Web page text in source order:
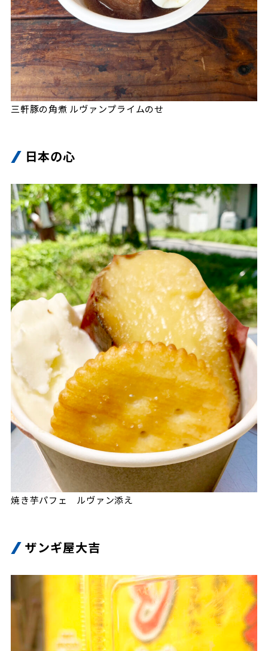
三軒豚の角煮 ルヴァンプライムのせ
日本の心
焼き芋パフェ ルヴァン添え
ザンギ屋大吉